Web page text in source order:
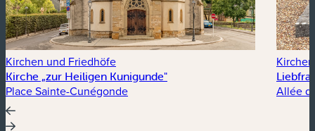
Kirchen und Friedhöfe
Kirche „zur Heiligen Kunigunde"
Place Sainte-Cunégonde Allée